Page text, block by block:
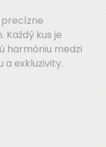
kus je
harmóniu medzi
exkluzivity.